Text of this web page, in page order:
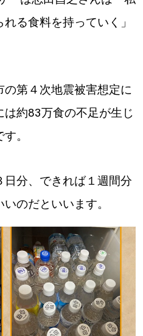
る食料を持っていく」
の第４次地震被害想定に
約83万食の不足が生じ
。
分、できれば１週間分
のだといいます。